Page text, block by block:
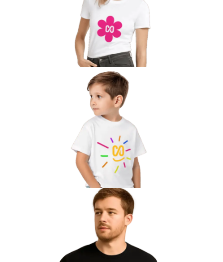
Написать директору